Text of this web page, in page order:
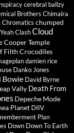
cerebral ballzy
Brothers Chimaira
Chromatics chumped
ClashCloud
Cooper Temple
Filth Crocodiles
damien rice
Danko Jones
Bowie David Byrne
Vally Death From
Depeche Mode
Planet DIIV
Plan
Down Down To Earth